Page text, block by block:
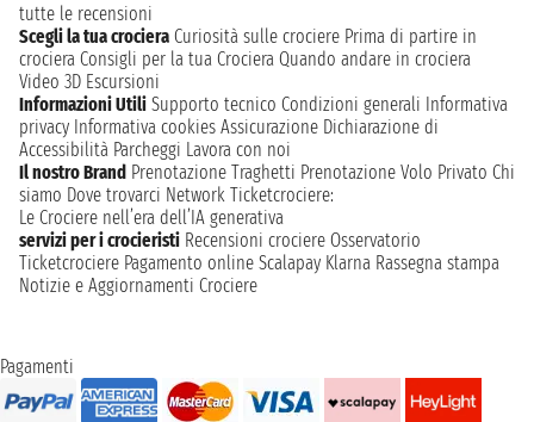
tutte le recensioni
Scegli la tua crociera Curiosità sulle crociere Prima di partire in
crociera Consigli per la tua Crociera Quando andare in crociera
Video 3D Escursioni
Informazioni Utili Supporto tecnico Condizioni generali Informativa
privacy Informativa cookies Assicurazione Dichiarazione di
Accessibilità Parcheggi Lavora con noi
Il nostro Brand Prenotazione Traghetti Prenotazione Volo Privato Chi
siamo Dove trovarci Network Ticketcrociere:
Le Crociere nell’era dell’IA generativa
servizi per i crocieristi Recensioni crociere Osservatorio
Ticketcrociere Pagamento online Scalapay Klarna Rassegna stampa
Notizie e Aggiornamenti Crociere
Pagamenti